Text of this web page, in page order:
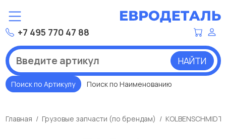
+7 495 770 47 88
НАЙТИ
Поиск по Артикулу Поиск по Наименованию
Главная Грузовые запчасти (по брендам) KOLBENSCHMIDT